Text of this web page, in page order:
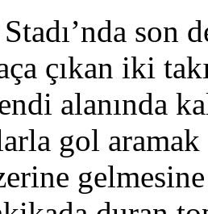
son
çıkan iki
alanında
gol